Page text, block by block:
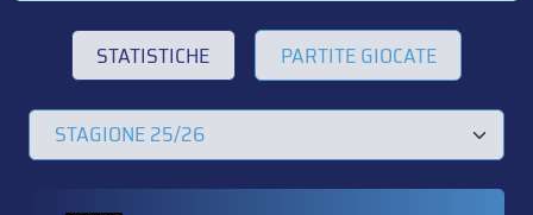
STATISTICHE PARTITE GIOCATE